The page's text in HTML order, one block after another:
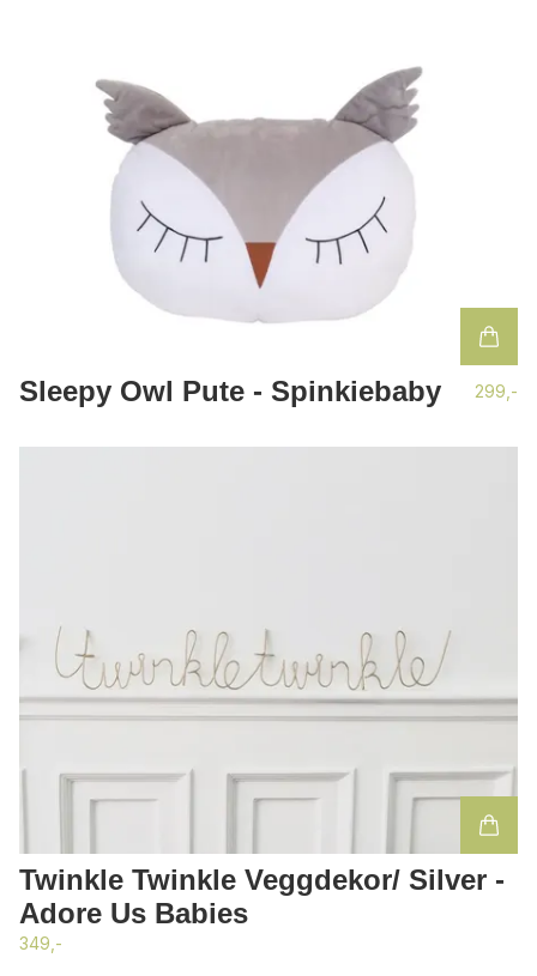
Sleepy Owl Pute - Spinkiebaby 299,-
Twinkle Twinkle Veggdekor/ Silver -
Adore Us Babies
349,-